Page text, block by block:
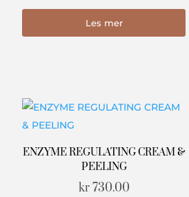
Les mer
ENZYME REGULATING CREAM &
PEELING
kr730.00